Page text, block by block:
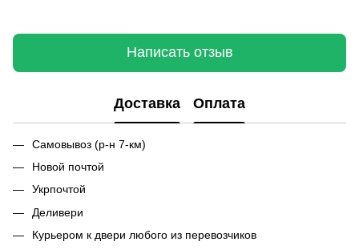
Написать отзыв
Доставка Оплата
Самовывоз (р-н 7-км)
Новой почтой
Укрпочтой
Деливери
Курьером к двери любого из перевозчиков